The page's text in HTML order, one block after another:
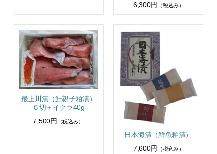
6,300円 （税込み）
最上川漬（鮭親子粕漬）
６切＋イクラ40g
7,500円
（税込み）
日本海漬（鮮魚粕漬）
7,600円 （税込み）